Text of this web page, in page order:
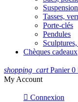
Tasses,
Porte-clés
Pendules
Chèques cadeaux
shopping_cart Panier 0
My Account
 Connexion